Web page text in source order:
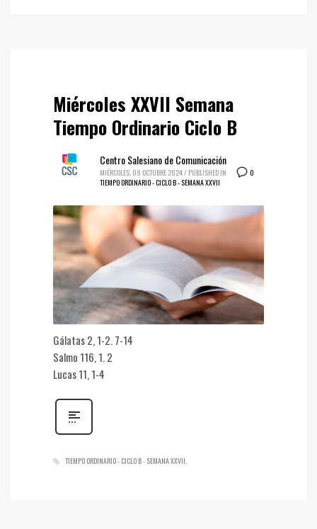
Miércoles XXVII Semana
Tiempo Ordinario Ciclo B
0
Centro Salesiano de Comunicación
MIÉRCOLES, 09 OCTUBRE 2024/ PUBLISHED IN
TIEMPO ORDINARIO - CICLO B - SEMANA XXVII
Gálatas 2, 1-2. 7-14
Salmo 116, 1. 2
Lucas 11, 1-4
TIEMPO ORDINARIO - CICLO B - SEMANA XXVII